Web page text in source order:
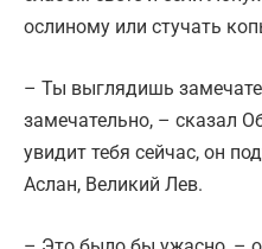
ослиному или стучать
– Ты выглядишь
замечательно, – сказал
увидит тебя сейчас, он
Аслан, Великий Лев.